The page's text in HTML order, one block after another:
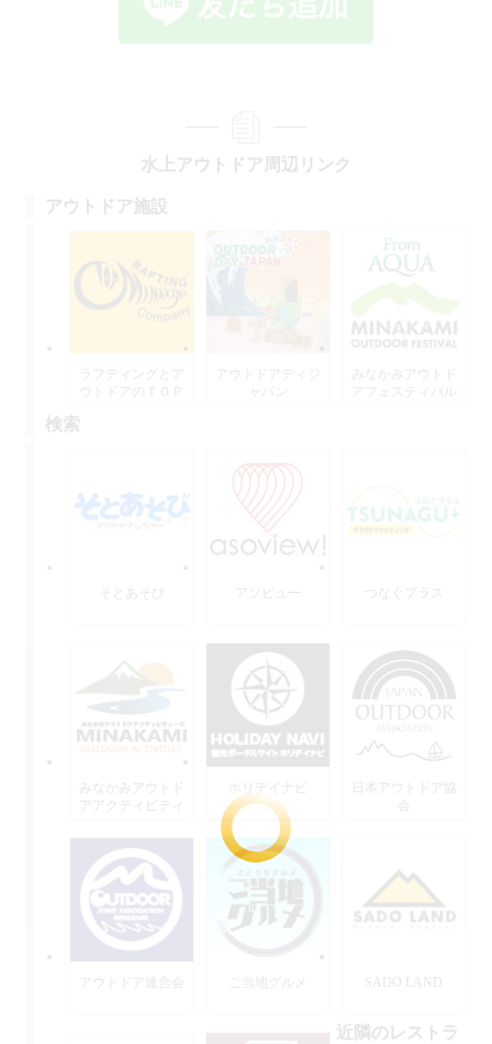
水上アウトドア周辺リンク
アウトドア施設
ラフティングとア
ウトドアのＴＯＰ
アウトドアディジ
みなかみアウトド
アフェスティバル
検索
そとあそび アソビュー つなぐプラス
みなかみアウトド
アアクティビティ
ホリデイナビ
日本アウトドア協
会
アウトドア連合会 ご当地グルメ SADO LAND
近隣のレストラ